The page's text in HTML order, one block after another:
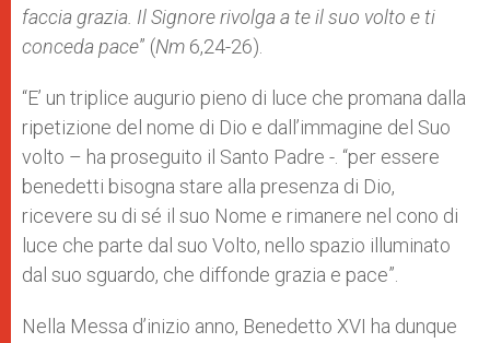
faccia grazia. Il Signore rivolga a te il suo volto e ti
conceda pace” (Nm 6,24-26).
“E’ un triplice augurio pieno di luce che promana dalla
ripetizione del nome di Dio e dall’immagine del Suo
volto – ha proseguito il Santo Padre -. “per essere
benedetti bisogna stare alla presenza di Dio,
ricevere su di sé il suo Nome e rimanere nel cono di
luce che parte dal suo Volto, nello spazio illuminato
dal suo sguardo, che diffonde grazia e pace”.
Nella Messa d’inizio anno, Benedetto XVI ha dunque